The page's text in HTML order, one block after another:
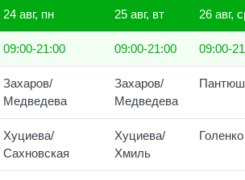
24 авг, пн 25 авг, вт 26 авг,
09:00-21:00 09:00-21:00 09:00-
Захаров/
Медведева
Захаров/
Медведева
Хуциева/
Сахновская
Хуциева/
Хмиль
Голенко